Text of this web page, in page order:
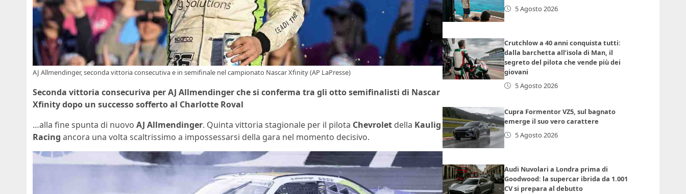
AJ Allmendinger, seconda vittoria consecutiva e in semifinale nel campionato Nascar Xfinity (AP LaPresse)
Seconda vittoria consecuriva per AJ Allmendinger che si conferma tra gli otto semifinalisti di Nascar
Xfinity dopo un successo sofferto al Charlotte Roval
…alla fine spunta di nuovo AJ Allmendinger. Quinta vittoria stagionale per il pilota Chevrolet della Kaulig
Racing ancora una volta scaltrissimo a impossessarsi della gara nel momento decisivo.
5 Agosto 2026
Crutchlow a 40 anni conquista tutti:
dalla barchetta all’isola di Man, il
segreto del pilota che vende più dei
giovani
5 Agosto 2026
Cupra Formentor VZ5, sul bagnato
emerge il suo vero carattere
5 Agosto 2026
Audi Nuvolari a Londra prima di
Goodwood: la supercar ibrida da 1.001
CV si prepara al debutto